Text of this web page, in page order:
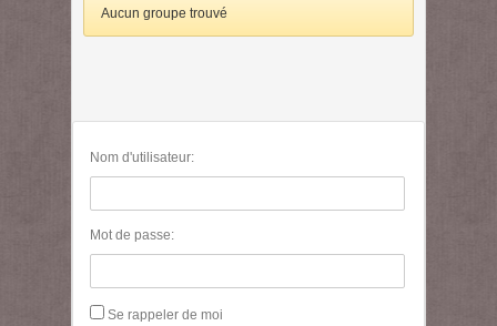
Aucun groupe trouvé
Nom d'utilisateur:
Mot de passe:
Se rappeler de moi